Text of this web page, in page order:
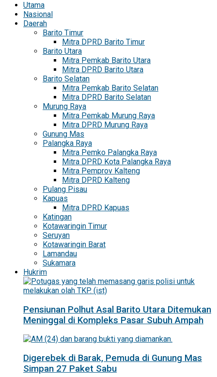
Utama
Nasional
Daerah
Barito Timur
Mitra DPRD Barito Timur
Barito Utara
Mitra Pemkab Barito Utara
Mitra DPRD Barito Utara
Barito Selatan
Mitra Pemkab Barito Selatan
Mitra DPRD Barito Selatan
Murung Raya
Mitra Pemkab Murung Raya
Mitra DPRD Murung Raya
Gunung Mas
Palangka Raya
Mitra Pemko Palangka Raya
Mitra DPRD Kota Palangka Raya
Mitra Pemprov Kalteng
Mitra DPRD Kalteng
Pulang Pisau
Kapuas
Mitra DPRD Kapuas
Katingan
Kotawaringin Timur
Seruyan
Kotawaringin Barat
Lamandau
Sukamara
Hukrim
Pensiunan Polhut Asal Barito Utara Ditemukan
Meninggal di Kompleks Pasar Subuh Ampah
Digerebek di Barak, Pemuda di Gunung Mas
Simpan 27 Paket Sabu